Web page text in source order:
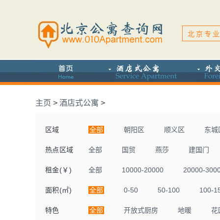
北京专
主页 > 酒店式公寓 >
区域 全部 朝阳区 顺义区 东城
热点区域 全部 国贸 燕莎 建国门
租金(￥) 全部 10000-20000 20000-
面积(㎡) 全部 0-50 50-100 100-
特色 全部 开放式厨房 地暖 花